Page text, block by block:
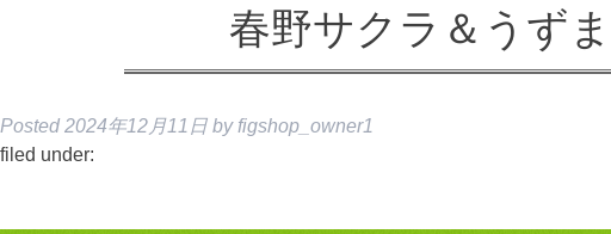
春野サクラ＆うず
Posted 2024年12月11日 by figshop_owner1
filed under: